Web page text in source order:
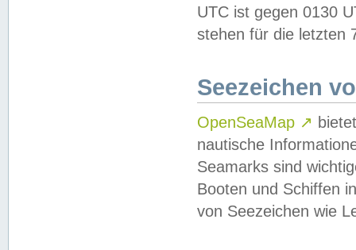
UTC ist gegen 0130
stehen für die letzten
Seezeichen
OpenSeaMap ↗
nautische
Seamarks sind
Booten und Schiffen
von Seezeichen wie